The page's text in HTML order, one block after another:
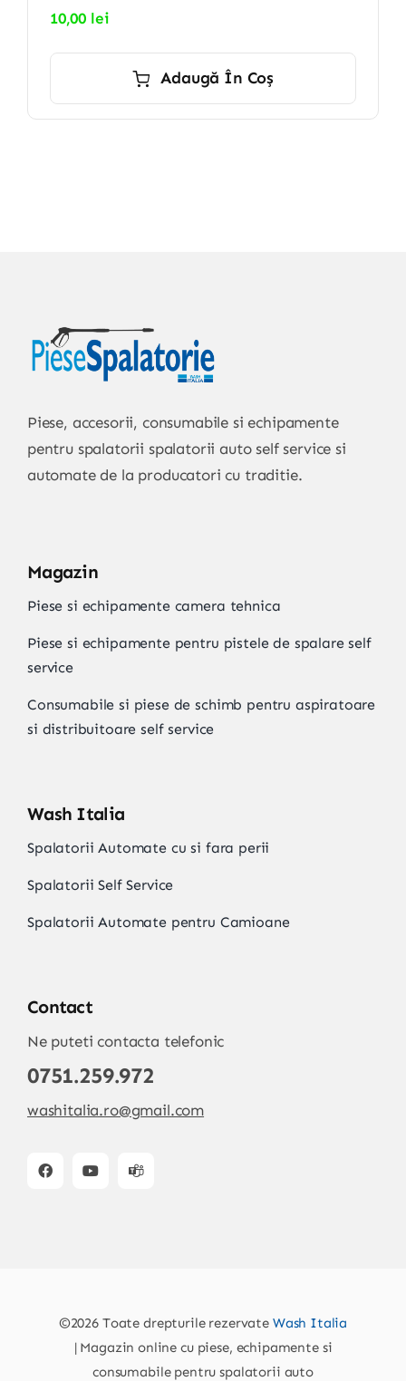
10,00 lei
Adaugă În Coș
Piese, accesorii, consumabile si echipamente
pentru spalatorii spalatorii auto self service si
automate de la producatori cu traditie.
Magazin
Piese si echipamente camera tehnica
Piese si echipamente pentru pistele de spalare self
service
Consumabile si piese de schimb pentru aspiratoare
si distribuitoare self service
Wash Italia
Spalatorii Automate cu si fara perii
Spalatorii Self Service
Spalatorii Automate pentru Camioane
Contact
Ne puteti contacta telefonic
0751.259.972
washitalia.ro@gmail.com
©2026 Toate drepturile rezervate Wash Italia
| Magazin online cu piese, echipamente si
consumabile pentru spalatorii auto